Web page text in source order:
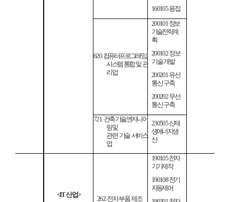
160105용접
620.컴퓨터 프로그래밍
시스템 통합 및 관
리업
200101정보
기술전략계
획
200102정보
기술개발
200201유선
통신구축
200202무선
통신구축
721.건축 기술,엔지니어
링 및
관련 기술 서비스
업
230505신재
생에너지생
산
<IT산업>
262.전자부품 제조
190105전자
기기제작
190108전기
자동제어